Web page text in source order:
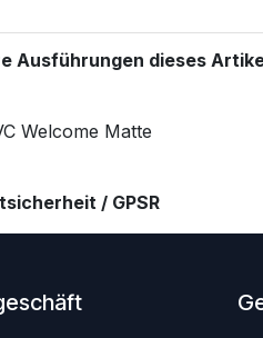
Ausführungen dieses
Welcome Matte
/ GPSR